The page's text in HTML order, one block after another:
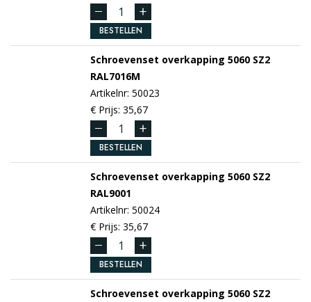
BESTELLEN
Schroevenset overkapping 5060 SZ2
RAL7016M
Artikelnr: 50023
€ Prijs: 35,67
BESTELLEN
Schroevenset overkapping 5060 SZ2
RAL9001
Artikelnr: 50024
€ Prijs: 35,67
BESTELLEN
Schroevenset overkapping 5060 SZ2